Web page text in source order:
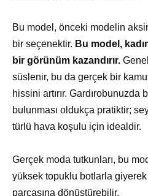
Bu model, önceki modelin
bir seçenektir. Bu model,
bir görünüm kazandırır.
süslenir, bu da gerçek bir
hissini artırır. Gardırobunuzda
bulunması oldukça pratiktir;
türlü hava koşulu için idealdir.
Gerçek moda tutkunları, bu
yüksek topuklu botlarla
parçasına dönüştürebilir.